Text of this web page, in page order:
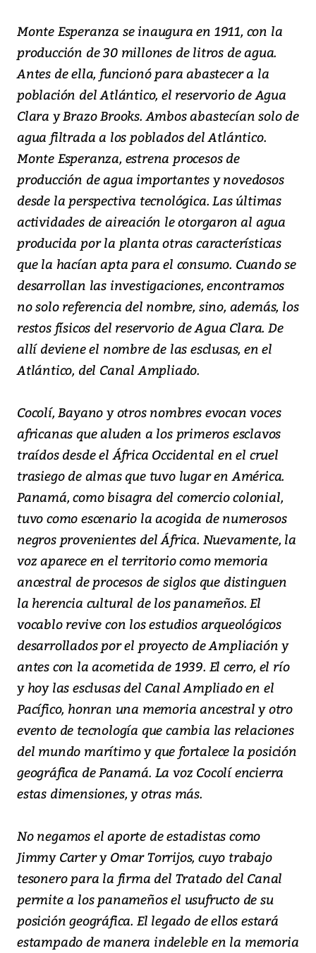
Monte Esperanza se inaugura en 1911, con la
producción de 30 millones de litros de agua.
Antes de ella, funcionó para abastecer a la
población del Atlántico, el reservorio de Agua
Clara y Brazo Brooks. Ambos abastecían solo de
agua filtrada a los poblados del Atlántico.
Monte Esperanza, estrena procesos de
producción de agua importantes y novedosos
desde la perspectiva tecnológica. Las últimas
actividades de aireación le otorgaron al agua
producida por la planta otras características
que la hacían apta para el consumo. Cuando se
desarrollan las investigaciones, encontramos
no solo referencia del nombre, sino, además, los
restos físicos del reservorio de Agua Clara. De
allí deviene el nombre de las esclusas, en el
Atlántico, del Canal Ampliado.
Cocolí, Bayano y otros nombres evocan voces
africanas que aluden a los primeros esclavos
traídos desde el África Occidental en el cruel
trasiego de almas que tuvo lugar en América.
Panamá, como bisagra del comercio colonial,
tuvo como escenario la acogida de numerosos
negros provenientes del África. Nuevamente, la
voz aparece en el territorio como memoria
ancestral de procesos de siglos que distinguen
la herencia cultural de los panameños. El
vocablo revive con los estudios arqueológicos
desarrollados por el proyecto de Ampliación y
antes con la acometida de 1939. El cerro, el río
y hoy las esclusas del Canal Ampliado en el
Pacífico, honran una memoria ancestral y otro
evento de tecnología que cambia las relaciones
del mundo marítimo y que fortalece la posición
geográfica de Panamá. La voz Cocolí encierra
estas dimensiones, y otras más.
No negamos el aporte de estadistas como
Jimmy Carter y Omar Torrijos, cuyo trabajo
tesonero para la firma del Tratado del Canal
permite a los panameños el usufructo de su
posición geográfica. El legado de ellos estará
estampado de manera indeleble en la memoria